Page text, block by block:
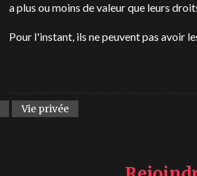
a plus ou moins de valeur que leurs
Pour l'instant, ils ne peuvent pas avoir
Vie privée